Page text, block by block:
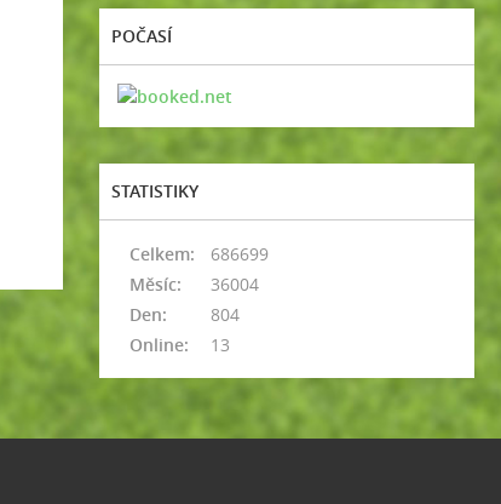
POČASÍ
STATISTIKY
Online: 13
Celkem:
686699
Měsíc:
36004
Den:
804